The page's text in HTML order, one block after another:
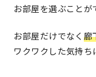
お部屋を選ぶことが
お部屋だけでなく 廊
ワクワクした気持ち